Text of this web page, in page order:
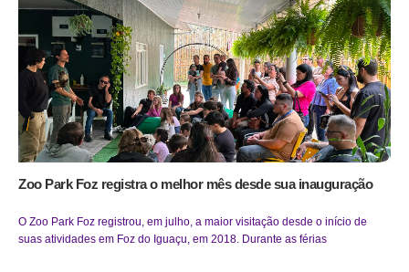
Zoo Park Foz registra o melhor mês desde sua inauguração
O Zoo Park Foz registrou, em julho, a maior visitação desde o início de
suas atividades em Foz do Iguaçu, em 2018. Durante as férias